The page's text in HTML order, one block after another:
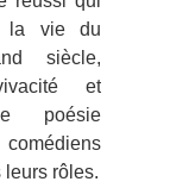
la vie du
siècle,
et
poésie
rôles.